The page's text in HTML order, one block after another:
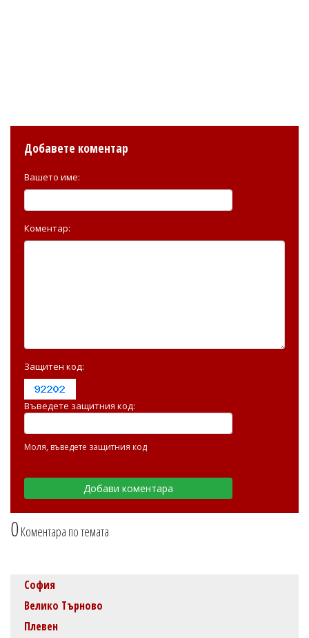
0Коментара по темата
Добавете коментар
Вашето име:
Коментар:
Защитен код:
Въведете защитния код:
Моля, въведете защитния код
София
Велико Търново
Плевен